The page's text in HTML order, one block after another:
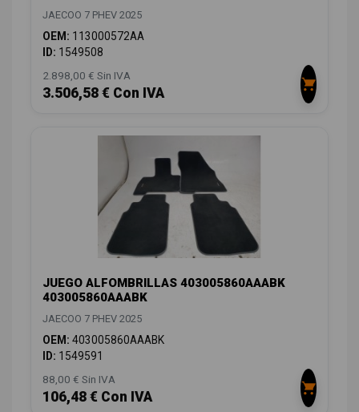
JAECOO 7 PHEV 2025
OEM: 113000572AA
ID: 1549508
2.898,00 € Sin IVA
3.506,58 € Con IVA
JUEGO ALFOMBRILLAS 403005860AAABK
403005860AAABK
JAECOO 7 PHEV 2025
OEM: 403005860AAABK
ID: 1549591
88,00 € Sin IVA
106,48 € Con IVA